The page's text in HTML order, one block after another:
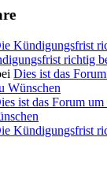
Kündigungsfrist
richtig
Dies ist das
Wünschen
ist das Forum
Kündigungsfrist